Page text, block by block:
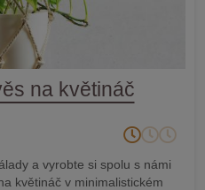
na květináč
a vyrobte si spolu s námi
květináč v minimalistickém